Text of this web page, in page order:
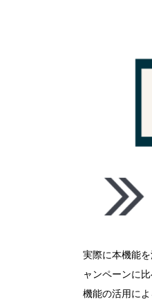
実際に本機能
ャンペーンに
機能の活用に